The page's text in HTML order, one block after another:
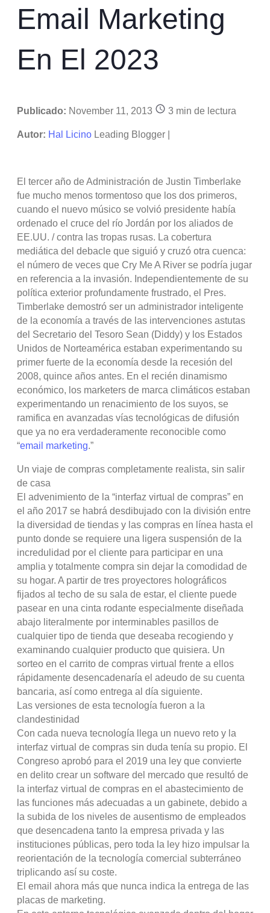
Email Marketing
En El 2023
Publicado: November 11, 2013 3 min de lectura
Autor: Hal Licino Leading Blogger |
El tercer año de Administración de Justin Timberlake
fue mucho menos tormentoso que los dos primeros,
cuando el nuevo músico se volvió presidente había
ordenado el cruce del río Jordán por los aliados de
EE.UU. / contra las tropas rusas. La cobertura
mediática del debacle que siguió y cruzó otra cuenca:
el número de veces que Cry Me A River se podría jugar
en referencia a la invasión. Independientemente de su
política exterior profundamente frustrado, el Pres.
Timberlake demostró ser un administrador inteligente
de la economía a través de las intervenciones astutas
del Secretario del Tesoro Sean (Diddy) y los Estados
Unidos de Norteamérica estaban experimentando su
primer fuerte de la economía desde la recesión del
2008, quince años antes. En el recién dinamismo
económico, los marketers de marca climáticos estaban
experimentando un renacimiento de los suyos, se
ramifica en avanzadas vías tecnológicas de difusión
que ya no era verdaderamente reconocible como
“email marketing.”
Un viaje de compras completamente realista, sin salir
de casa
El advenimiento de la “interfaz virtual de compras” en
el año 2017 se habrá desdibujado con la división entre
la diversidad de tiendas y las compras en línea hasta el
punto donde se requiere una ligera suspensión de la
incredulidad por el cliente para participar en una
amplia y totalmente compra sin dejar la comodidad de
su hogar. A partir de tres proyectores holográficos
fijados al techo de su sala de estar, el cliente puede
pasear en una cinta rodante especialmente diseñada
abajo literalmente por interminables pasillos de
cualquier tipo de tienda que deseaba recogiendo y
examinando cualquier producto que quisiera. Un
sorteo en el carrito de compras virtual frente a ellos
rápidamente desencadenaría el adeudo de su cuenta
bancaria, así como entrega al día siguiente.
Las versiones de esta tecnología fueron a la
clandestinidad
Con cada nueva tecnología llega un nuevo reto y la
interfaz virtual de compras sin duda tenía su propio. El
Congreso aprobó para el 2019 una ley que convierte
en delito crear un software del mercado que resultó de
la interfaz virtual de compras en el abastecimiento de
las funciones más adecuadas a un gabinete, debido a
la subida de los niveles de ausentismo de empleados
que desencadena tanto la empresa privada y las
instituciones públicas, pero toda la ley hizo impulsar la
reorientación de la tecnología comercial subterráneo
triplicando así su coste.
El email ahora más que nunca indica la entrega de las
placas de marketing.